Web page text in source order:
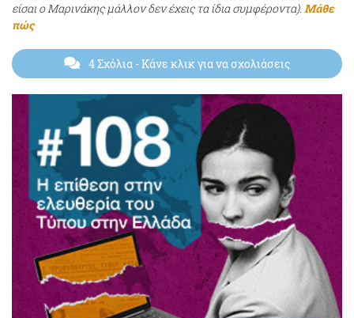
είσαι ο Μαρινάκης μάλλον δεν έχεις τα ίδια συμφέροντα). Μάθε
πώς
4 Σχόλια - Κάνε κλικ για να σχολιάσεις